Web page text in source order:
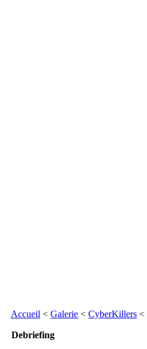
Accueil < Galerie < CyberKillers <
Debriefing